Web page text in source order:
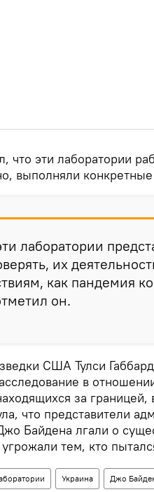
что эти лаборатории
выполняли
лаборатории
их
как пандемия
он.
США Тулси
в
за границей,
что представители
Байдена лгали о
тем, кто
Украина Джо